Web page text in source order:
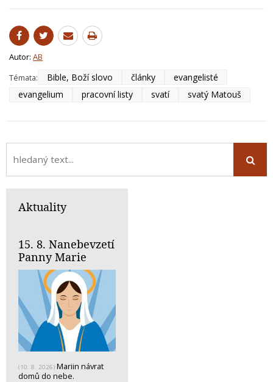
Autor: AB
Témata:
Bible, Boží slovo články
evangelisté
evangelium
pracovní listy svatí svatý Matouš
Aktuality
15. 8. Nanebevzetí
Panny Marie
(10. 8. 2026) Mariin návrat
domů do nebe.